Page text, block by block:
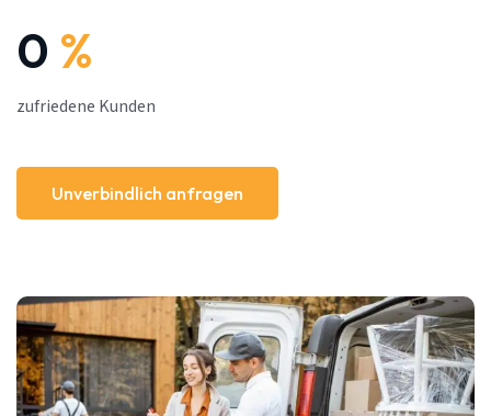
0 %
zufriedene Kunden
Unverbindlich anfragen